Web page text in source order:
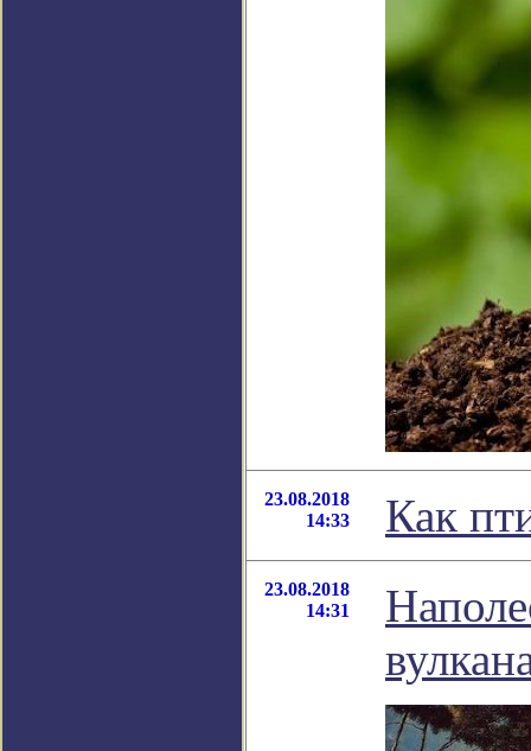
23.08.2018
14:33
Как
23.08.2018
14:31